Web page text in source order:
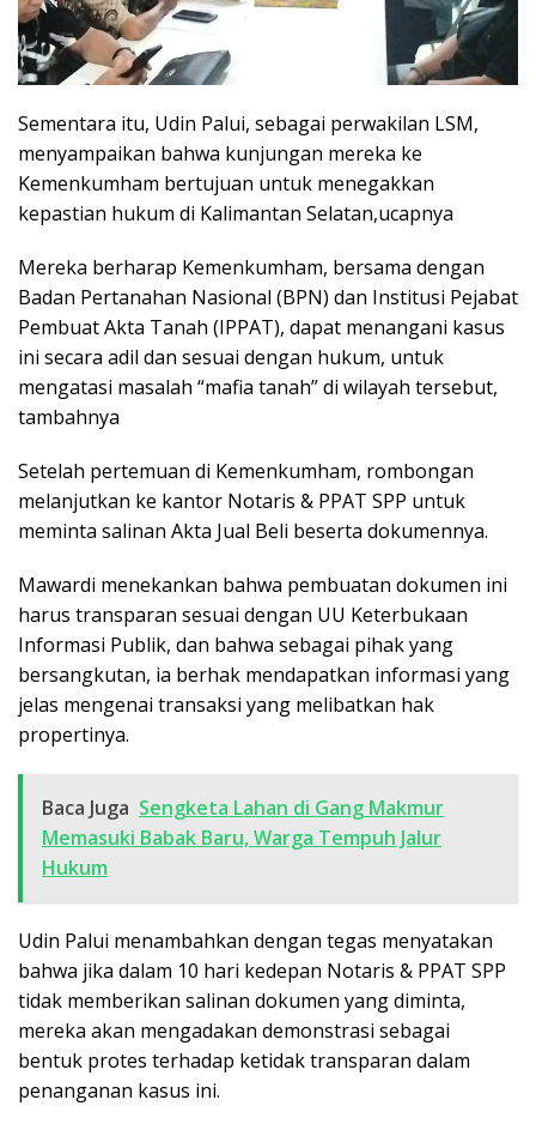
Sementara itu, Udin Palui, sebagai perwakilan LSM,
menyampaikan bahwa kunjungan mereka ke
Kemenkumham bertujuan untuk menegakkan
kepastian hukum di Kalimantan Selatan,ucapnya
Mereka berharap Kemenkumham, bersama dengan
Badan Pertanahan Nasional (BPN) dan Institusi Pejabat
Pembuat Akta Tanah (IPPAT), dapat menangani kasus
ini secara adil dan sesuai dengan hukum, untuk
mengatasi masalah “mafia tanah” di wilayah tersebut,
tambahnya
Setelah pertemuan di Kemenkumham, rombongan
melanjutkan ke kantor Notaris & PPAT SPP untuk
meminta salinan Akta Jual Beli beserta dokumennya.
Mawardi menekankan bahwa pembuatan dokumen ini
harus transparan sesuai dengan UU Keterbukaan
Informasi Publik, dan bahwa sebagai pihak yang
bersangkutan, ia berhak mendapatkan informasi yang
jelas mengenai transaksi yang melibatkan hak
propertinya.
Baca Juga Sengketa Lahan di Gang Makmur
Memasuki Babak Baru, Warga Tempuh Jalur
Hukum
Udin Palui menambahkan dengan tegas menyatakan
bahwa jika dalam 10 hari kedepan Notaris & PPAT SPP
tidak memberikan salinan dokumen yang diminta,
mereka akan mengadakan demonstrasi sebagai
bentuk protes terhadap ketidak transparan dalam
penanganan kasus ini.